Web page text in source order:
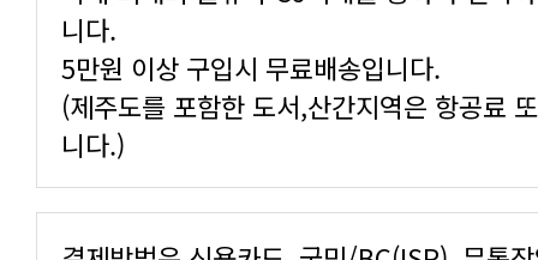
니다.
5만원 이상 구입시 무료배송입니다.
니다.)